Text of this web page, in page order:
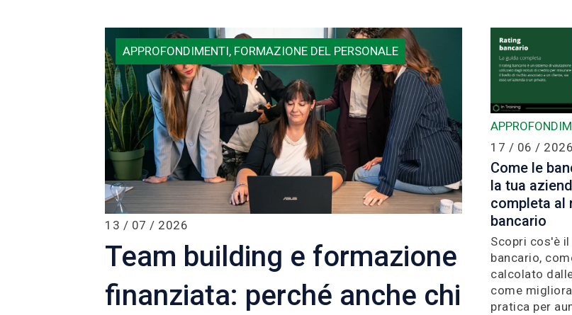
APPROFONDIMENTI, FORMAZIONE DEL PERSONALE
13 / 07 / 2026
Team building e formazione
finanziata: perché anche chi
17 / 06 / 2026
Come le
la tua
completa al
bancario
Scopri cos'è
bancario,
calcolato
come
pratica per